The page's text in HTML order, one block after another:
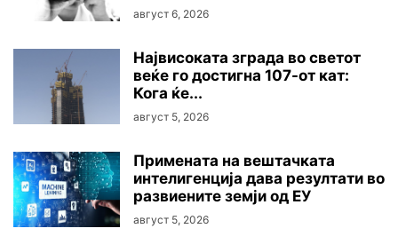
август 6, 2026
Највисоката зграда во светот
веќе го достигна 107-от кат:
Кога ќе...
август 5, 2026
Примената на вештачката
интелигенција дава резултати во
развиените земји од ЕУ
август 5, 2026